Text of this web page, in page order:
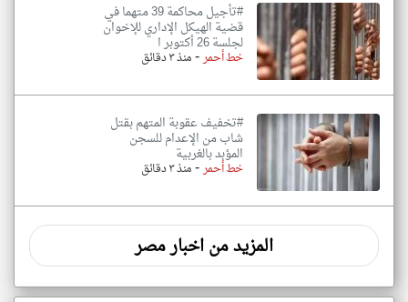
#تأجيل محاكمة 39 متهما في
قضية الهيكل الإداري للإخوان
لجلسة 26 أكتوبر ا
خط أحمر-منذ ٣ دقائق
#تخفيف عقوبة المتهم بقتل
شاب من الإعدام للسجن
المؤبد بالغربية
خط أحمر-منذ ٣ دقائق
المزيد من اخبار مصر